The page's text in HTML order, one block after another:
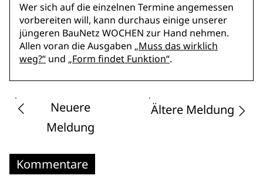
Wer sich auf die einzelnen Termine angemessen
vorbereiten will, kann durchaus einige unserer
jüngeren BauNetz WOCHEN zur Hand nehmen.
Allen voran die Ausgaben „Muss das wirklich
weg?“ und „Form findet Funktion“.
Neuere
Meldung
Ältere Meldung
Kommentare